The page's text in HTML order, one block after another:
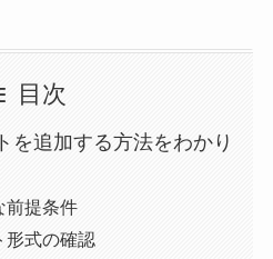
目次
を追加する方法をわかり
前提条件
形式の確認